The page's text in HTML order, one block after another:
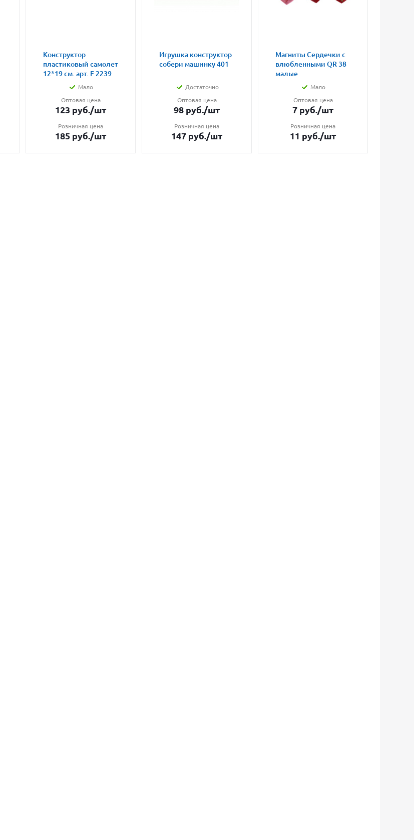
Конструктор
пластиковый самолет
12*19 см. арт. F 2239
Мало
Оптовая цена
123 руб./шт
Розничная цена
185 руб./шт
Игрушка конструктор
собери машинку 401
Достаточно
Оптовая цена
98 руб./шт
Розничная цена
147 руб./шт
Магниты Сердечки с
влюбленными QR 38
малые
Мало
Оптовая цена
7 руб./шт
Розничная цена
11 руб./шт